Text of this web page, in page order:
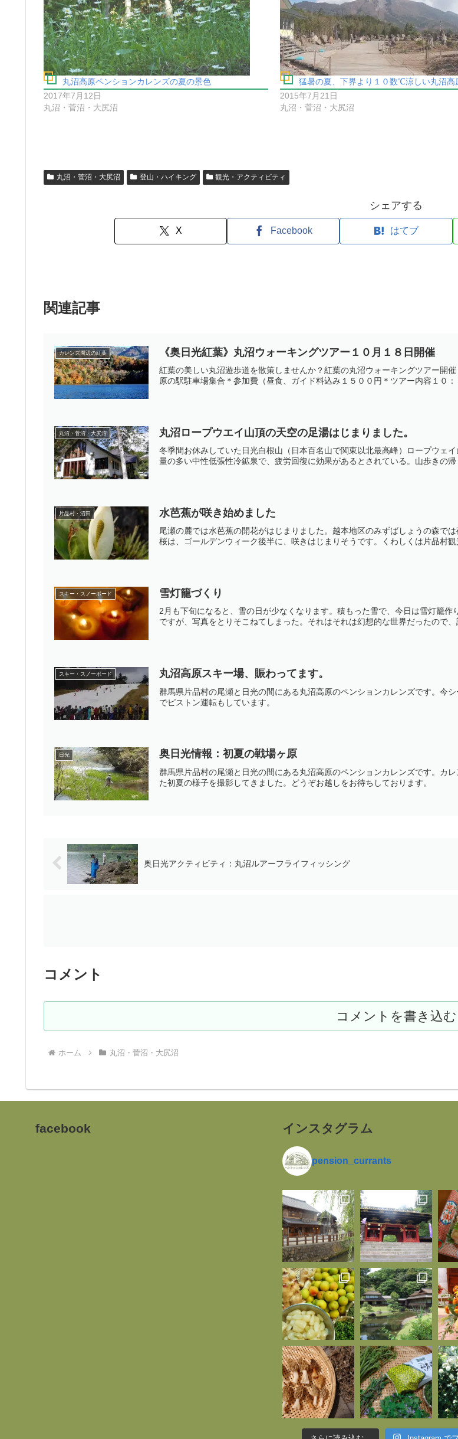
丸沼高原ペンションカレンズの夏の景色
2017年7月12日
丸沼・菅沼・大尻沼
猛暑の夏、下界より１０数℃涼しい丸沼高
2015年7月21日
丸沼・菅沼・大尻沼
丸沼・菅沼・大尻沼 登山・ハイキング 観光・アクティビティ
シェアする
X Facebook はてブ
関連記事
カレンズ周辺の紅葉 《奥日光紅葉》丸沼ウォーキングツアー１０月１８日開催
紅葉の美しい丸沼遊歩道を散策しませんか？紅葉の丸沼ウォーキングツアー開
原の駅駐車場集合＊参加費（昼食、ガイド料込み１５００円＊ツアー内容１０
丸沼・菅沼・大尻沼 丸沼ロープウエイ山頂の天空の足湯はじまりました。
冬季間お休みしていた日光白根山（日本百名山で関東以北最高峰）ロープウェ
量の多い中性低張性冷鉱泉で、疲労回復に効果があるとされている。山歩きの
片品村・沼田 水芭蕉が咲き始めました
尾瀬の麓では水芭蕉の開花がはじまりました。越本地区のみずばしょうの森で
桜は、ゴールデンウィーク後半に、咲きはじまりそうです。くわしくは片品村
スキー・スノーボード 雪灯籠づくり
2月も下旬になると、雪の日が少なくなります。積もった雪で、今日は雪灯籠
ですが、写真をとりそこねてしまった。それはそれは幻想的な世界だったので
スキー・スノーボード 丸沼高原スキー場、賑わってます。
群馬県片品村の尾瀬と日光の間にある丸沼高原のペンションカレンズです。今
でピストン運転もしています。
日光 奥日光情報：初夏の戦場ヶ原
群馬県片品村の尾瀬と日光の間にある丸沼高原のペンションカレンズです。カ
た初夏の様子を撮影してきました。どうぞお越しをお待ちしております。
奥日光アクティビティ：丸沼ルアーフライフィッシング
コメント
コメントを書き込む
ホーム 丸沼・菅沼・大尻沼
facebook インスタグラム
pension_currants